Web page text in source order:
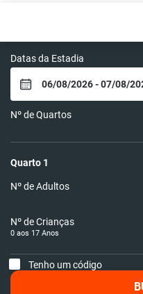
Hotel
Datas da Estadia
Nº de Quartos
Quarto 1
Nº de Adultos
Nº de Crianças
0 aos 17 Anos
Tenho um código